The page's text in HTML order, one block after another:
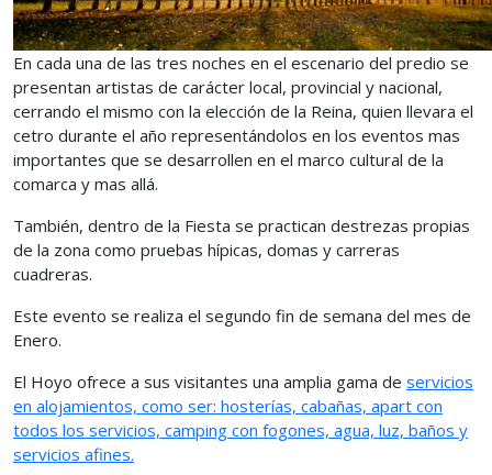
En cada una de las tres noches en el escenario del predio se
presentan artistas de carácter local, provincial y nacional,
cerrando el mismo con la elección de la Reina, quien llevara el
cetro durante el año representándolos en los eventos mas
importantes que se desarrollen en el marco cultural de la
comarca y mas allá.
También, dentro de la Fiesta se practican destrezas propias
de la zona como pruebas hípicas, domas y carreras
cuadreras.
Este evento se realiza el segundo fin de semana del mes de
Enero.
El Hoyo ofrece a sus visitantes una amplia gama de servicios
en alojamientos, como ser: hosterías, cabañas, apart con
todos los servicios, camping con fogones, agua, luz, baños y
servicios afines.